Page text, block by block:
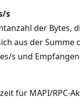
s
der
aus der
s und
für MAPI/RPC-